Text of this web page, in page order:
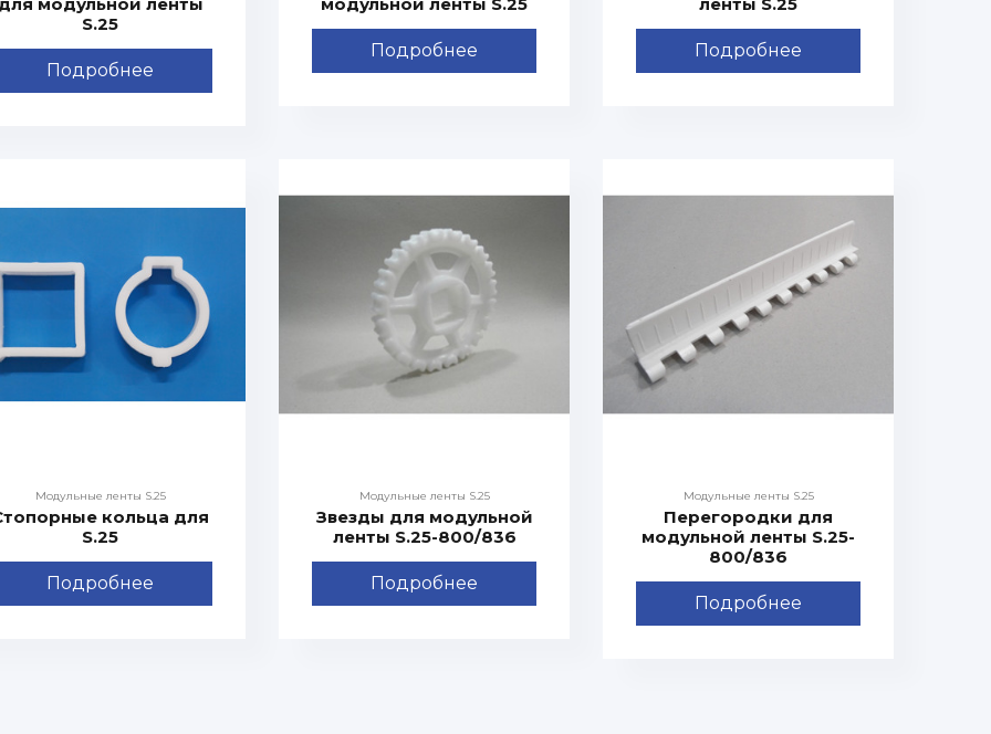
S.25
Подробнее
Подробнее Подробнее
Модульные ленты S.25
кольца для
S.25
Подробнее
Модульные ленты S.25
Звезды для модульной
ленты S.25-800/836
Подробнее
Модульные ленты S.25
Перегородки для
модульной ленты S.25-
800/836
Подробнее